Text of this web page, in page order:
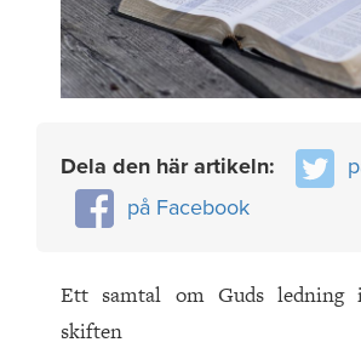
Dela den här artikeln:
på Facebook
Ett samtal om Guds
skiften